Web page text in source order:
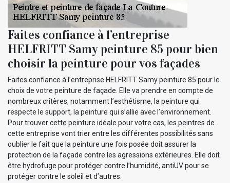
Faites confiance à l’entreprise
HELFRITT Samy peinture 85 pour bien
choisir la peinture pour vos façades
Faites confiance à l’entreprise HELFRITT Samy peinture 85 pour le
choix de votre peinture de façade. Elle va prendre en compte de
nombreux critères, notamment l’esthétisme, la peinture qui
respecte le support, la peinture qui s’allie avec l’environnement.
Pour trouver cette peinture idéale pour votre cas, les peintres de
cette entreprise vont trier entre les différentes possibilités sans
oublier le fait que la peinture une fois posée doit assurer la
protection de la façade contre les agressions extérieures. Elle doit
être hydrofuge pour protéger contre l’humidité, antiUV pour se
protéger contre le soleil et d’autres.